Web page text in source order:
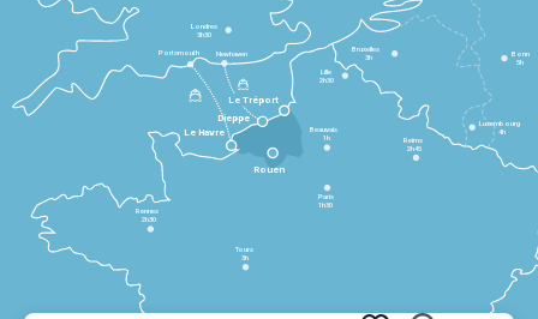
Le Havre
Dieppe
Le Tréport
Rennes
2h30
Tours
3h
Paris
1h30
Beauvais
1h
Reims
2h45
Lille
2h30
Bruxelles
3h
Londres
3h30
Newhaven
Portsmouth
Bonn
5h
Luxembourg
4h
Rouen